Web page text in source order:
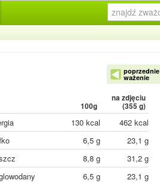
poprzednie
ważenie
100g
na zdjęciu
(355 g)
130 kcal
462 kcal
6,5 g
23,1 g
8,8 g
31,2 g
6,5 g
23,1 g